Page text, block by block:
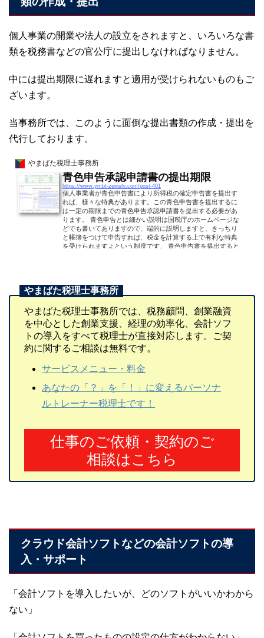
個人事業の開業や法人の設立をされますと、いろいろな書
類を税務書などの官公庁に提出しなければなりません。
中には提出期限に遅れますと適用が受けられないものもご
ざいます。
当事務所では、このように面倒な提出書類の作成・提出を
代行しております。
やまばた税理士事務所
青色申告承認申請書の提出期限
https://www.ymbt-zeirishi.com/post-401
個人事業者が青色申告書により所得税の確定申告書を提出す
れば、様々な特典があります。この青色申告書を提出するに
は一定の期限までの青色申告承認申請書を提出する必要があ
ります。 青色申告とは細かい説明は国税庁のホームページな
どでも書いてありますので、端的に説明しますと、きっちり
と帳簿をつけて申告すれば、税金を計算する上で有利な特典
を受けられますよという制度です。 青色申告書を提出すると
やまばた税理士事務所では、税務顧問、創業融資
を中心とした創業支援、経理の効率化、会計ソフ
トの導入をすべて税理士が直接対応します。ご契
約に関するご相談は無料です。
サービスメニュー・料金
あなたの「？」を「！」に変えるパーソナ
ルトレーナー税理士です！
仕事のご依頼・契約のご
相談はこちら
クラウド会計ソフトなどの会計ソフトの導
入・サポート
「会計ソフトを導入したいが、どのソフトがいいかわから
ない」